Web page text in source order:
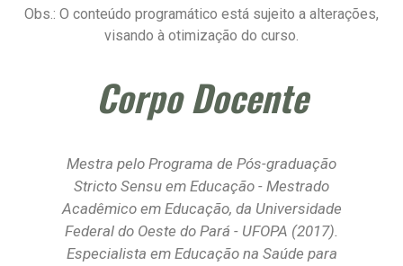
Obs.: O conteúdo programático está sujeito a alterações,
visando à otimização do curso.
Corpo Docente
Mestra pelo Programa de Pós-graduação
Stricto Sensu em Educação - Mestrado
Acadêmico em Educação, da Universidade
Federal do Oeste do Pará - UFOPA (2017).
Especialista em Educação na Saúde para